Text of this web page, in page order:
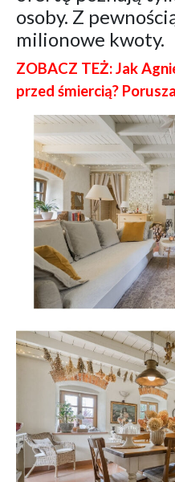
osoby. Z
milionowe kwoty.
ZOBACZ TEŻ: Jak
przed śmiercią?